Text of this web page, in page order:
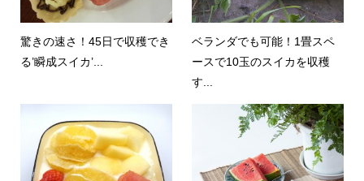
驚きの速さ！45日で収穫でき
る’瞬成スイカ’...
ベランダでも可能！1畳スペ
ースで10玉のスイカを収穫
す...